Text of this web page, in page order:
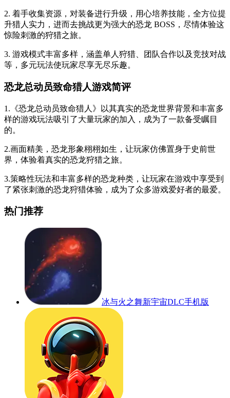
2. 着手收集资源，对装备进行升级，用心培养技能，全方位提
升猎人实力，进而去挑战更为强大的恐龙 BOSS，尽情体验这
惊险刺激的狩猎之旅。
3. 游戏模式丰富多样，涵盖单人狩猎、团队合作以及竞技对战
等，多元玩法使玩家尽享无尽乐趣。
恐龙总动员致命猎人游戏简评
1.《恐龙总动员致命猎人》以其真实的恐龙世界背景和丰富多
样的游戏玩法吸引了大量玩家的加入，成为了一款备受瞩目
的。
2.画面精美，恐龙形象栩栩如生，让玩家仿佛置身于史前世
界，体验着真实的恐龙狩猎之旅。
3.策略性玩法和丰富多样的恐龙种类，让玩家在游戏中享受到
了紧张刺激的恐龙狩猎体验，成为了众多游戏爱好者的最爱。
热门推荐
冰与火之舞新宇宙DLC手机版